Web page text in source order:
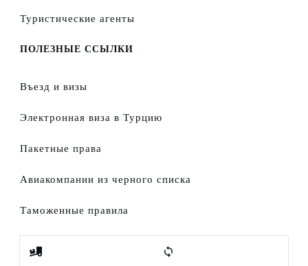
Туристические агенты
ПОЛЕЗНЫЕ ССЫЛКИ
Въезд и визы
Электронная виза в Турцию
Пакетные права
Авиакомпании из черного списка
Таможенные правила